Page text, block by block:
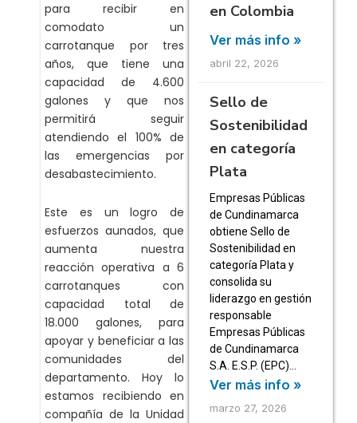
para recibir en
comodato un
carrotanque por tres
años, que tiene una
capacidad de 4.600
galones y que nos
permitirá seguir
atendiendo el 100% de
las emergencias por
desabastecimiento.
Este es un logro de
esfuerzos aunados, que
aumenta nuestra
reacción operativa a 6
carrotanques con
capacidad total de
18.000 galones, para
apoyar y beneficiar a las
comunidades del
departamento. Hoy lo
estamos recibiendo en
compañía de la Unidad
en Colombia
Ver más info »
abril 22, 2026
Sello de
Sostenibilidad
en categoría
Plata
Empresas Públicas
de Cundinamarca
obtiene Sello de
Sostenibilidad en
categoría Plata y
consolida su
liderazgo en gestión
responsable
Empresas Públicas
de Cundinamarca
S.A. E.S.P. (EPC)…
Ver más info »
marzo 27, 2026